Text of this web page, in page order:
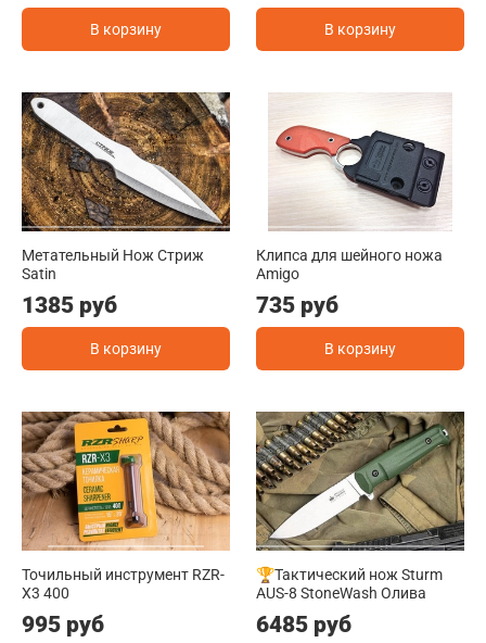
В корзину В корзину
Метательный Нож Стриж
Satin
1385 руб
В корзину
Клипса для шейного ножа
Amigo
735 руб
В корзину
Точильный инструмент RZR-
X3 400
995 руб
🏆Тактический нож Sturm
AUS-8 StoneWash Олива
6485 руб